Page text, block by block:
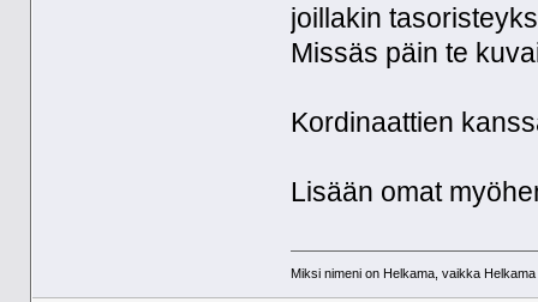
joillakin
Missäs päin te
Kordinaattien
Lisään omat
Miksi nimeni on Helkama, vaikka